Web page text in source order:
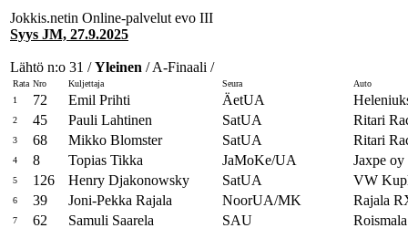
Jokkis.netin Online-palvelut evo III
Syys JM, 27.9.2025
Lähtö n:o 31 /Yleinen / A-Finaali /
Rata Nro Kuljettaja Seura
Auto
1
72 Emil Prihti ÄetUA
2 45 Pauli Lahtinen SatUA Ritari
3 68 Mikko Blomster SatUA Ritari
4 8 Topias Tikka JaMoKe/UA Jaxpe oy
5 126 Henry Djakonowsky SatUA VW
6 39 Joni-Pekka Rajala NoorUA/MK Rajala
7 62 Samuli Saarela SAU